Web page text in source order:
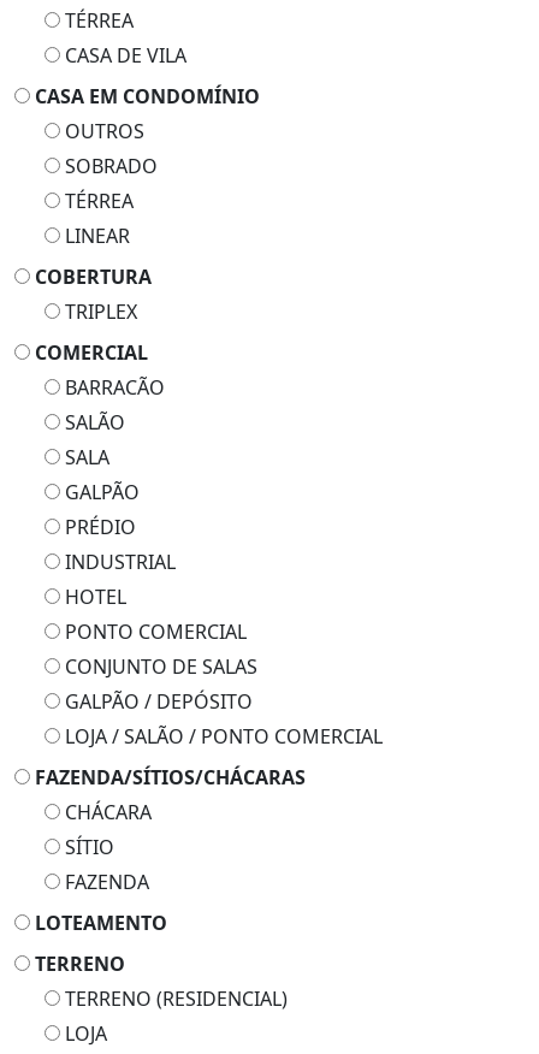
TÉRREA
CASA DE VILA
CASA EM CONDOMÍNIO
OUTROS
SOBRADO
TÉRREA
LINEAR
COBERTURA
TRIPLEX
COMERCIAL
BARRACÃO
SALÃO
SALA
GALPÃO
PRÉDIO
INDUSTRIAL
HOTEL
PONTO COMERCIAL
CONJUNTO DE SALAS
GALPÃO / DEPÓSITO
LOJA / SALÃO / PONTO COMERCIAL
FAZENDA/SÍTIOS/CHÁCARAS
CHÁCARA
SÍTIO
FAZENDA
LOTEAMENTO
TERRENO
TERRENO (RESIDENCIAL)
LOJA